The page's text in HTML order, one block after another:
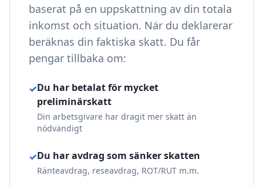
baserat på en uppskattning av din totala
inkomst och situation. När du deklarerar
beräknas din faktiska skatt. Du får
pengar tillbaka om:
✓Du har betalat för mycket
preliminärskatt
Din arbetsgivare har dragit mer skatt än
nödvändigt
✓Du har avdrag som sänker skatten
Ränteavdrag, reseavdrag, ROT/RUT m.m.